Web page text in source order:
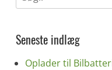
efter:
Seneste indlæg
Oplader til